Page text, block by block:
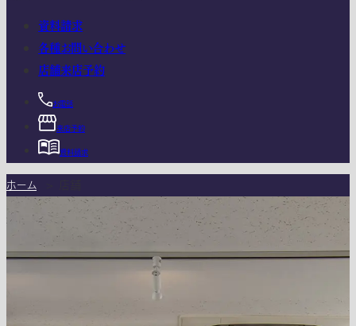
資料請求
各種お問い合わせ
店舗来店予約
お電話
来店予約
資料請求
ホーム